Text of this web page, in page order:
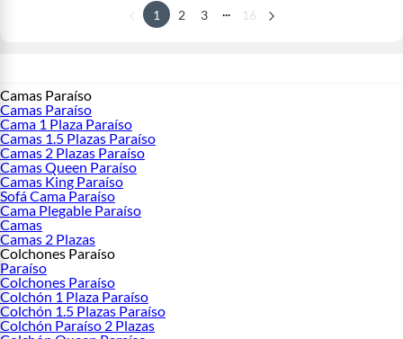
1 2 3 ... 16
Camas Paraíso
Camas Paraíso
Cama 1 Plaza Paraíso
Camas 1.5 Plazas Paraíso
Camas 2 Plazas Paraíso
Camas Queen Paraíso
Camas King Paraíso
Sofá Cama Paraíso
Cama Plegable Paraíso
Camas
Camas 2 Plazas
Colchones Paraíso
Paraíso
Colchones Paraíso
Colchón 1 Plaza Paraíso
Colchón 1.5 Plazas Paraíso
Colchón Paraíso 2 Plazas